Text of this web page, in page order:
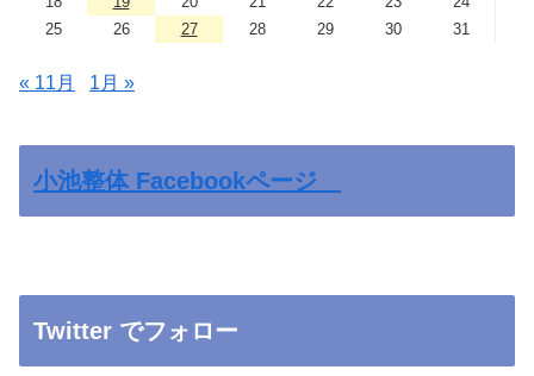
25
26 27 28 29 30 31
« 11月 1月 »
小池整体 Facebookページ
Twitter でフォロー